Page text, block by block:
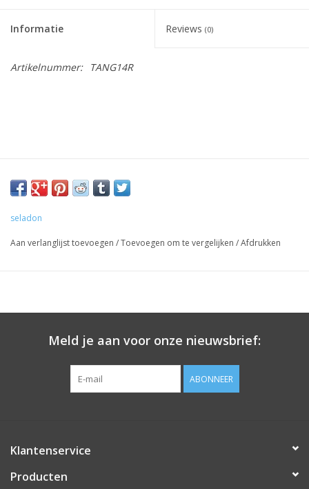
Informatie Reviews (0)
Artikelnummer: TANG14R
seladon
Aan verlanglijst toevoegen /Toevoegen om te vergelijken /Afdrukken
Meld je aan voor onze nieuwsbrief:
ABONNEER
Klantenservice
Producten